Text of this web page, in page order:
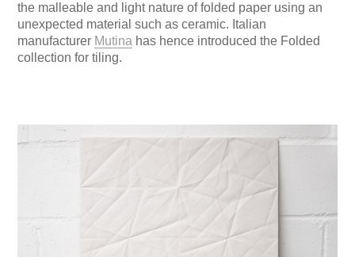
the malleable and light nature of folded paper using an
unexpected material such as ceramic. Italian
manufacturer Mutina has hence introduced the Folded
collection for tiling.